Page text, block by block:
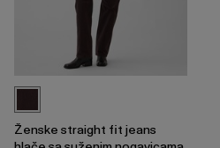
Ženske straight fit jeans